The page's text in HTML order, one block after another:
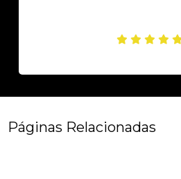
Páginas Relacionadas